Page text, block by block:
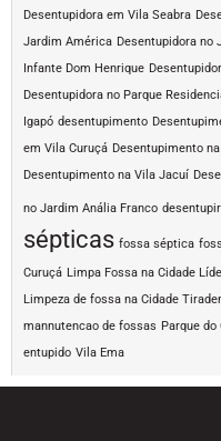
Desentupidora em Vila Seabra
Jardim América Desentupidora no
Infante Dom Henrique
Desentupidora no Parque
Igapó desentupimento
em Vila Curuçá Desentupimento
Desentupimento na Vila Jacuí
no Jardim Anália Franco
sépticas fossa séptica
Curuçá Limpa Fossa na Cidade
Limpeza de fossa na Cidade
mannutencao de fossas Parque do
entupido Vila Ema